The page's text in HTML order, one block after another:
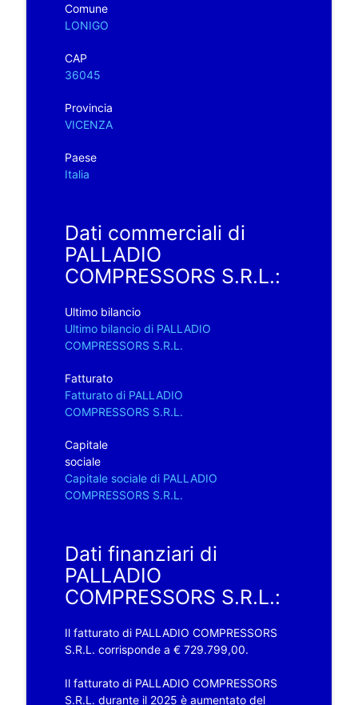
Comune
LONIGO
CAP
36045
Provincia
VICENZA
Paese
Italia
Dati commerciali di
PALLADIO
COMPRESSORS S.R.L.:
Ultimo bilancio
Ultimo bilancio di PALLADIO
COMPRESSORS S.R.L.
Fatturato
Fatturato di PALLADIO
COMPRESSORS S.R.L.
Capitale
sociale
Capitale sociale di PALLADIO
COMPRESSORS S.R.L.
Dati finanziari di
PALLADIO
COMPRESSORS S.R.L.:
Il fatturato di PALLADIO COMPRESSORS
S.R.L. corrisponde a € 729.799,00.
Il fatturato di PALLADIO COMPRESSORS
S.R.L. durante il 2025 è aumentato del